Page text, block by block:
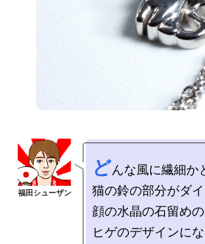
どんな風に繊細か
猫の鈴の部分がダイ
顔の水晶の石留め